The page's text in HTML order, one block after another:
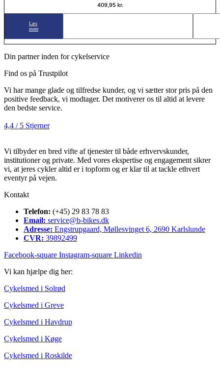
409,95 kr.
Læs
mere
Din partner inden for cykelservice
Find os på Trustpilot
Vi har mange glade og tilfredse kunder, og vi sætter stor pris på den
positive feedback, vi modtager. Det motiverer os til altid at levere
den bedste service.
4,4 / 5 Stjerner
Vi tilbyder en bred vifte af tjenester til både erhvervskunder,
institutioner og private. Med vores ekspertise og engagement sikrer
vi, at jeres cykler altid er i topform og er klar til at tackle ethvert
eventyr på vejen.
Kontakt
Telefon: (+45) 29 83 78 83
Email: service@b-bikes.dk
Adresse: Engstrupgaard, Møllesvinget 6, 2690 Karlslunde
CVR: 39892499
Facebook-square Instagram-square Linkedin
Vi kan hjælpe dig her:
Cykelsmed i Solrød
Cykelsmed i Greve
Cykelsmed i Havdrup
Cykelsmed i Køge
Cykelsmed i Roskilde